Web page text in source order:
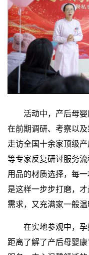
活动中，产后母婴
在前期调研、考察以
走访全国十余家顶级
等专家反复研讨服务
用品的材质选择，每
是这样一步步打磨，
需求，又充满家一般温
在实地参观中，孕
距离了解了产后母婴